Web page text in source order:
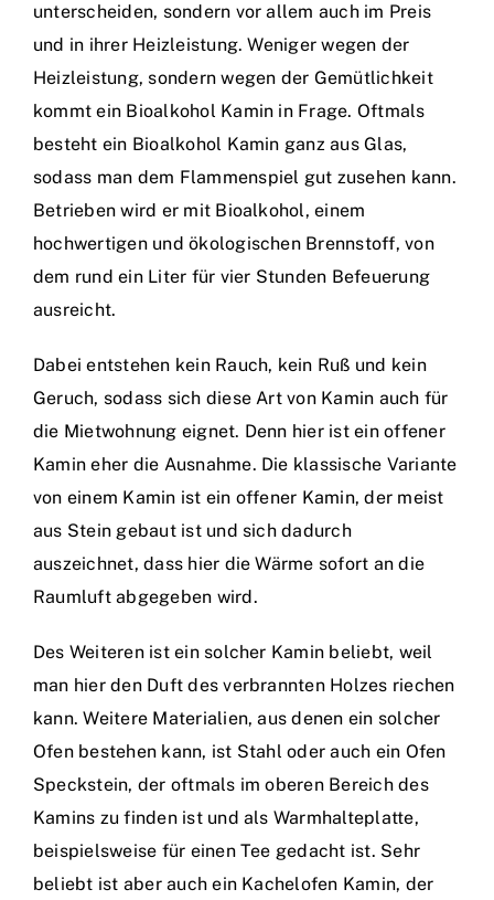
unterscheiden, sondern vor allem auch im Preis
und in ihrer Heizleistung. Weniger wegen der
Heizleistung, sondern wegen der Gemütlichkeit
kommt ein Bioalkohol Kamin in Frage. Oftmals
besteht ein Bioalkohol Kamin ganz aus Glas,
sodass man dem Flammenspiel gut zusehen kann.
Betrieben wird er mit Bioalkohol, einem
hochwertigen und ökologischen Brennstoff, von
dem rund ein Liter für vier Stunden Befeuerung
ausreicht.
Dabei entstehen kein Rauch, kein Ruß und kein
Geruch, sodass sich diese Art von Kamin auch für
die Mietwohnung eignet. Denn hier ist ein offener
Kamin eher die Ausnahme. Die klassische Variante
von einem Kamin ist ein offener Kamin, der meist
aus Stein gebaut ist und sich dadurch
auszeichnet, dass hier die Wärme sofort an die
Raumluft abgegeben wird.
Des Weiteren ist ein solcher Kamin beliebt, weil
man hier den Duft des verbrannten Holzes riechen
kann. Weitere Materialien, aus denen ein solcher
Ofen bestehen kann, ist Stahl oder auch ein Ofen
Speckstein, der oftmals im oberen Bereich des
Kamins zu finden ist und als Warmhalteplatte,
beispielsweise für einen Tee gedacht ist. Sehr
beliebt ist aber auch ein Kachelofen Kamin, der